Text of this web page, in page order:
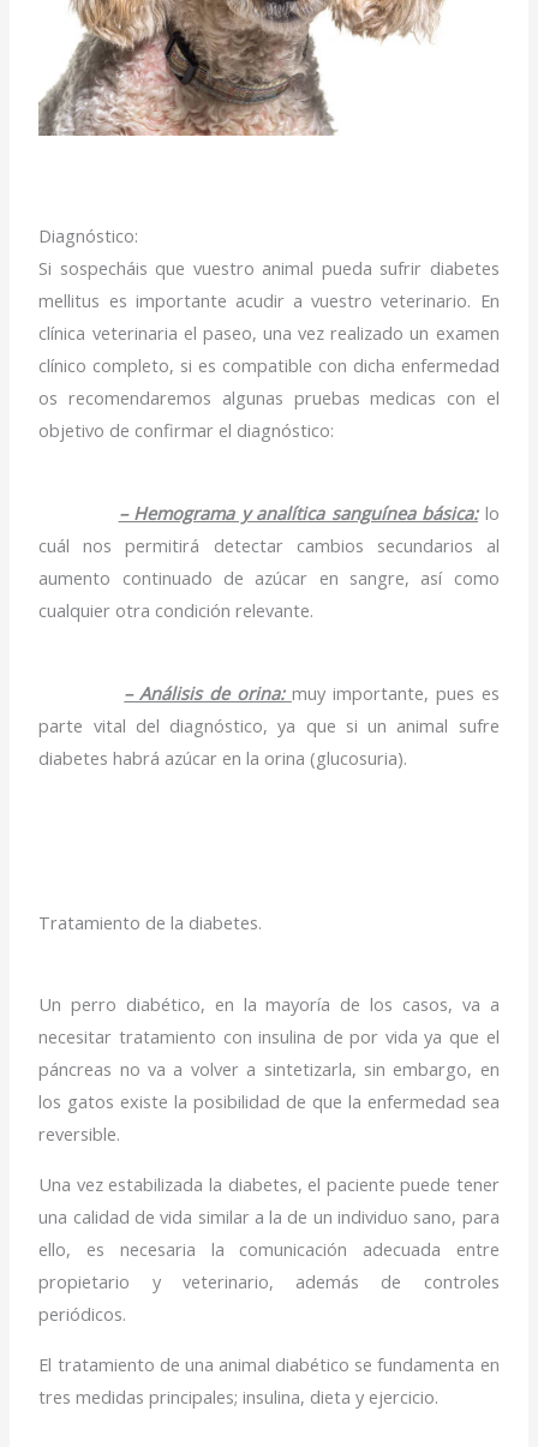
Diagnóstico:
Si sospecháis que vuestro animal pueda sufrir diabetes
mellitus es importante acudir a vuestro veterinario. En
clínica veterinaria el paseo, una vez realizado un examen
clínico completo, si es compatible con dicha enfermedad
os recomendaremos algunas pruebas medicas con el
objetivo de confirmar el diagnóstico:
– Hemograma y analítica sanguínea básica:lo
cuál nos permitirá detectar cambios secundarios al
aumento continuado de azúcar en sangre, así como
cualquier otra condición relevante.
– Análisis de orina: muy importante, pues es
parte vital del diagnóstico, ya que si un animal sufre
diabetes habrá azúcar en la orina (glucosuria).
Tratamiento de la diabetes.
Un perro diabético, en la mayoría de los casos, va a
necesitar tratamiento con insulina de por vida ya que el
páncreas no va a volver a sintetizarla, sin embargo, en
los gatos existe la posibilidad de que la enfermedad sea
reversible.
Una vez estabilizada la diabetes, el paciente puede tener
una calidad de vida similar a la de un individuo sano, para
ello, es necesaria la comunicación adecuada entre
propietario y veterinario, además de controles
periódicos.
El tratamiento de una animal diabético se fundamenta en
tres medidas principales; insulina, dieta y ejercicio.